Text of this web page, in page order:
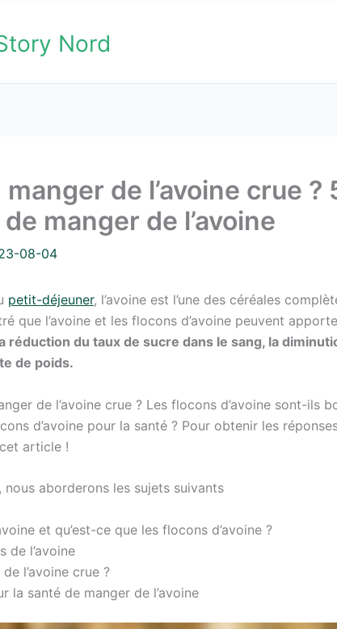
Nord
de l’avoine crue
manger de l’avoine
08-04
petit-déjeuner, l’avoine est l’une des céréales
que l’avoine et les flocons d’avoine peuvent
réduction du taux de sucre dans le sang, la
de poids.
de l’avoine crue ? Les flocons d’avoine sont-ils
d’avoine pour la santé ? Pour obtenir les
article !
aborderons les sujets suivants
et qu’est-ce que les flocons d’avoine ?
de l’avoine
l’avoine crue ?
la santé de manger de l’avoine